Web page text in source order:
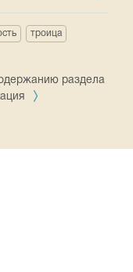
троица
раздела